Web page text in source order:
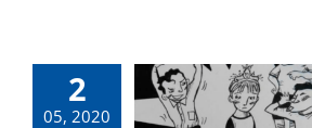
2
05, 2020